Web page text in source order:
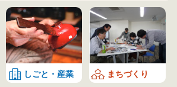
しごと・産業 まちづくり